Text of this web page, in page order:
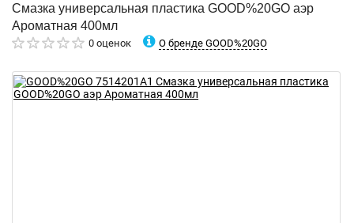
Смазка универсальная пластика GOOD%20GO аэр
Ароматная 400мл
0 оценок О бренде GOOD%20GO